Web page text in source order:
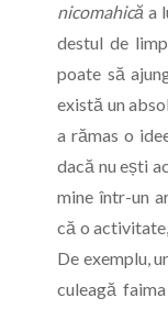
nicomahică a
destul de
poate să
există un
a rămas o
dacă nu ești
mine într-un
că o
De exemplu,
culeagă